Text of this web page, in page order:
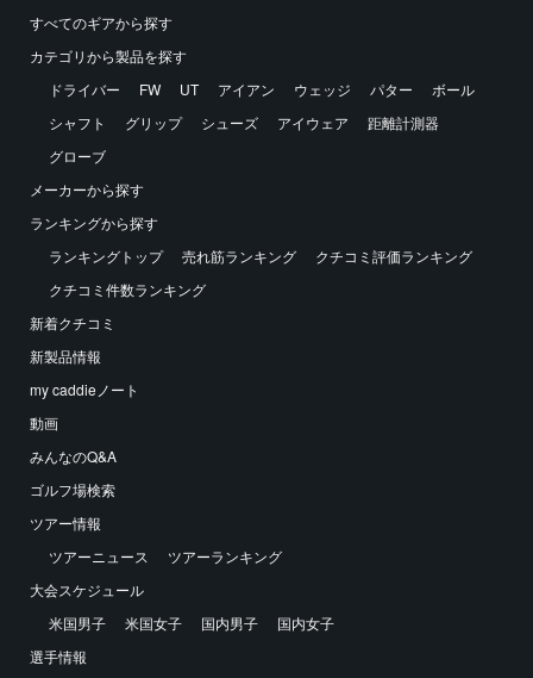
すべてのギアから探す
カテゴリから製品を探す
ドライバー
FW UT アイアン ウェッジ パター
ボール
シャフト
グリップ シューズ アイウェア
距離計測器
グローブ
メーカーから探す
ランキングから探す
ランキングトップ
売れ筋ランキング
クチコミ評価ランキング
クチコミ件数ランキング
新着クチコミ
新製品情報
my caddieノート
動画
みんなのQ&A
ゴルフ場検索
ツアー情報
ツアーニュース
ツアーランキング
大会スケジュール
米国男子
米国女子 国内男子
国内女子
選手情報